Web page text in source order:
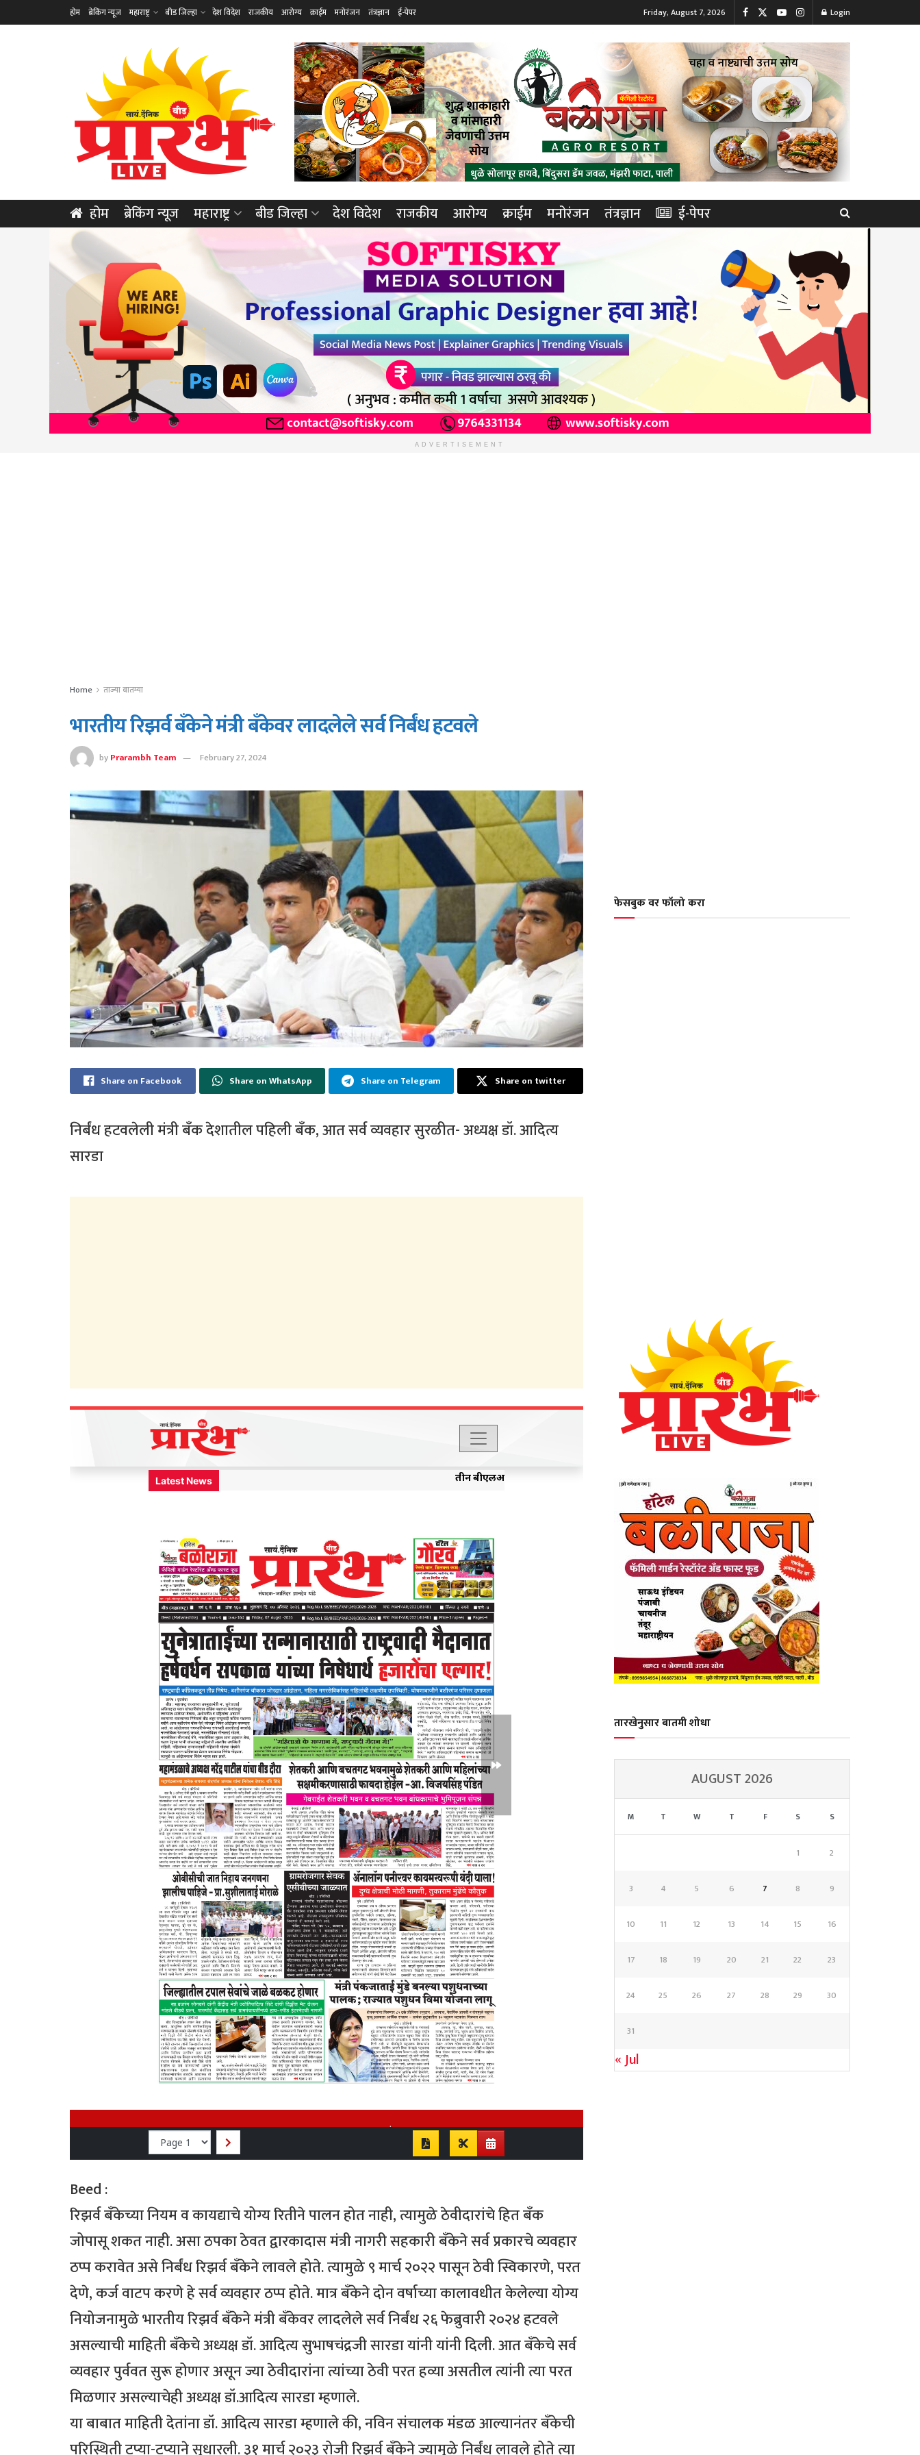
होम ब्रेकिंग न्यूज महाराष्ट्र बीड जिल्हा देश विदेश राजकीय आरोग्य क्राईम मनोरंजन तंत्रज्ञान ई-पेपर Friday, August 7, 2026 Login
होम ब्रेकिंग न्यूज महाराष्ट्र बीड जिल्हा देश विदेश राजकीय आरोग्य क्राईम मनोरंजन तंत्रज्ञान ई-पेपर
ADVERTISEMENT
Home ताज्या बातम्या
भारतीय रिझर्व बँकेने मंत्री बँकेवर लादलेले सर्व निर्बंध हटवले
byPrarambh Team February 27, 2024
Share on Facebook Share on WhatsApp Share on Telegram Share on twitter
निर्बंध हटवलेली मंत्री बँक देशातील पहिली बँक, आत सर्व व्यवहार सुरळीत- अध्यक्ष डॉ. आदित्य
सारडा
Beed :
रिझर्व बँकेच्या नियम व कायद्याचे योग्य रितीने पालन होत नाही, त्यामुळे ठेवीदारांचे हित बँक
जोपासू शकत नाही. असा ठपका ठेवत द्वारकादास मंत्री नागरी सहकारी बँकेने सर्व प्रकारचे व्यवहार
ठप्प करावेत असे निर्बंध रिझर्व बँकेने लावले होते. त्यामुळे ९ मार्च २०२२ पासून ठेवी स्विकारणे, परत
देणे, कर्ज वाटप करणे हे सर्व व्यवहार ठप्प होते. मात्र बँकेने दोन वर्षाच्या कालावधीत केलेल्या योग्य
नियोजनामुळे भारतीय रिझर्व बँकेने मंत्री बँकेवर लादलेले सर्व निर्बंध २६ फेब्रुवारी २०२४ हटवले
असल्याची माहिती बँकेचे अध्यक्ष डॉ. आदित्य सुभाषचंद्रजी सारडा यांनी यांनी दिली. आत बँकेचे सर्व
व्यवहार पुर्ववत सुरू होणार असून ज्या ठेवीदारांना त्यांच्या ठेवी परत हव्या असतील त्यांनी त्या परत
मिळणार असल्याचेही अध्यक्ष डॉ.आदित्य सारडा म्हणाले.
या बाबात माहिती देतांना डॉ. आदित्य सारडा म्हणाले की, नविन संचालक मंडळ आल्यानंतर बँकेची
परिस्थिती टप्या-टप्याने सुधारली. ३१ मार्च २०२३ रोजी रिझर्व बँकेने ज्यामुळे निर्बंध लावले होते त्या
फेसबुक वर फॉलो करा
तारखेनुसार बातमी शोधा
AUGUST 2026
M T W T F S S
1 2
3 4 5 6 7 8 9
10 11 12 13 14 15 16
17 18 19 20 21 22 23
24 25 26 27 28 29 30
31
« Jul